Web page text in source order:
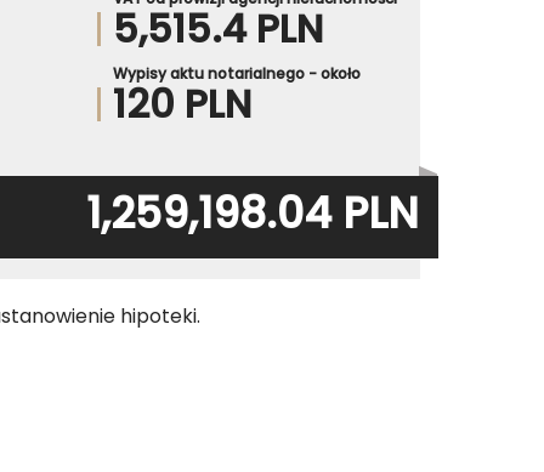
5,515.4 PLN
Wypisy aktu notarialnego - około
120 PLN
1,259,198.04 PLN
hipoteki.